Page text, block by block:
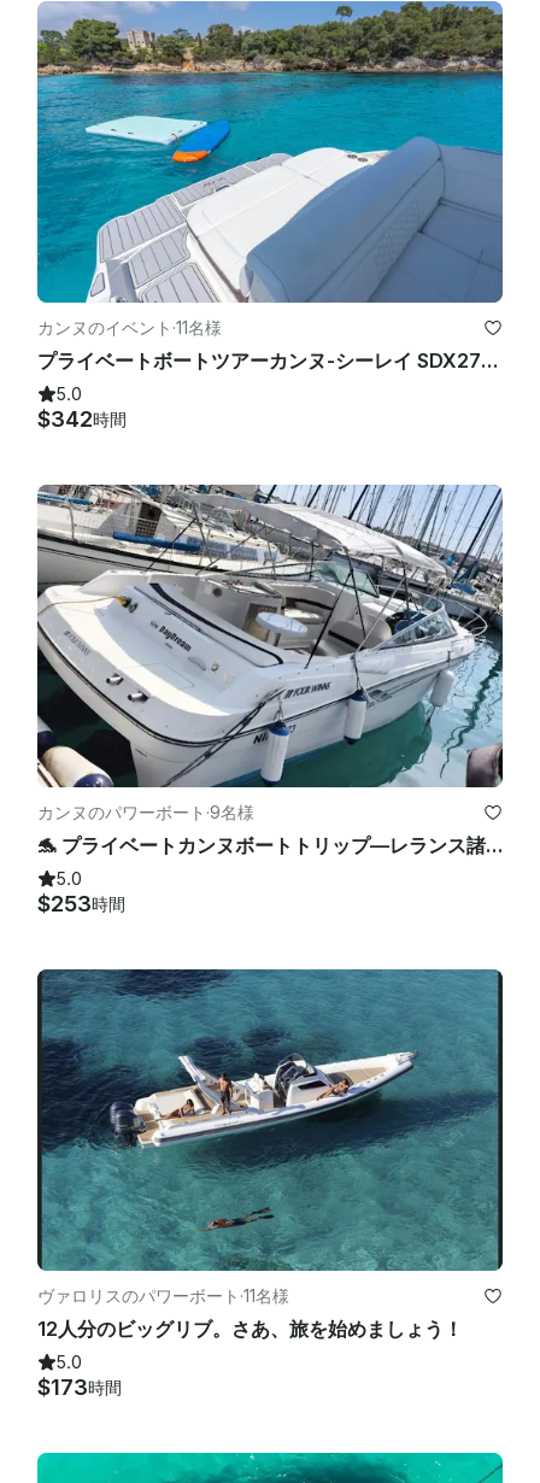
カンヌのイベント ·11名様
プライベートボートツアーカンヌ-シーレイ SDX270 レランス諸島ツアー
5.0
$342時間
カンヌのパワーボート ·9名様
🐬 プライベートカンヌボートトリップ—レランス諸島シュノーケリング＆オールインクルーシブ（28分）🌊
5.0
$253時間
ヴァロリスのパワーボート ·11名様
12人分のビッグリブ。さあ、旅を始めましょう！
5.0
$173時間